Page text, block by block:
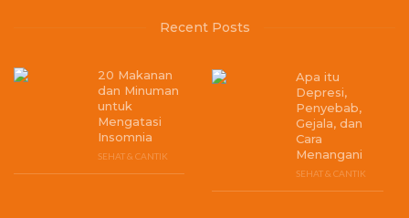
Recent Posts
20 Makanan
dan Minuman
untuk
Mengatasi
Insomnia
SEHAT & CANTIK
Apa itu
Depresi,
Penyebab,
Gejala, dan
Cara
Menangani
SEHAT & CANTIK